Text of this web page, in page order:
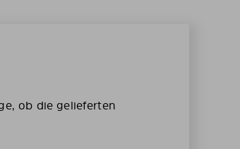
ob die gelieferten